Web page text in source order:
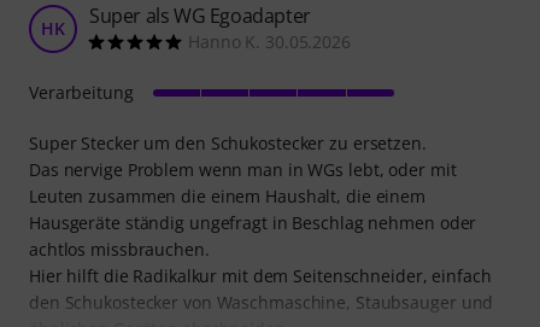
HK Super als WG Egoadapter
Hanno K. 30.05.2026
Super Stecker um den Schukostecker zu ersetzen.
Das nervige Problem wenn man in WGs lebt, oder mit
Leuten zusammen die einem Haushalt, die einem
Hausgeräte ständig ungefragt in Beschlag nehmen oder
achtlos missbrauchen.
Hier hilft die Radikalkur mit dem Seitenschneider, einfach
den Schukostecker von Waschmaschine, Staubsauger und
Verarbeitung